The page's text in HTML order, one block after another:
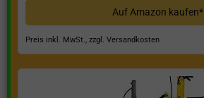
Auf Amazon kaufen*
Preis inkl. MwSt., zzgl. Versandkosten